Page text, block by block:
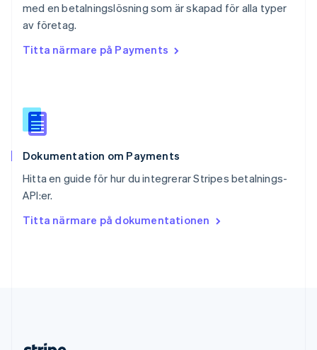
med en betalningslösning som är skapad för alla typer
av företag.
Titta närmare på Payments
Dokumentation om Payments
Hitta en guide för hur du integrerar Stripes betalnings-
API:er.
Titta närmare på dokumentationen
Singapore
English简体中文
English
Español
Storbritannien
Sverige
Thailand
ไทย
English